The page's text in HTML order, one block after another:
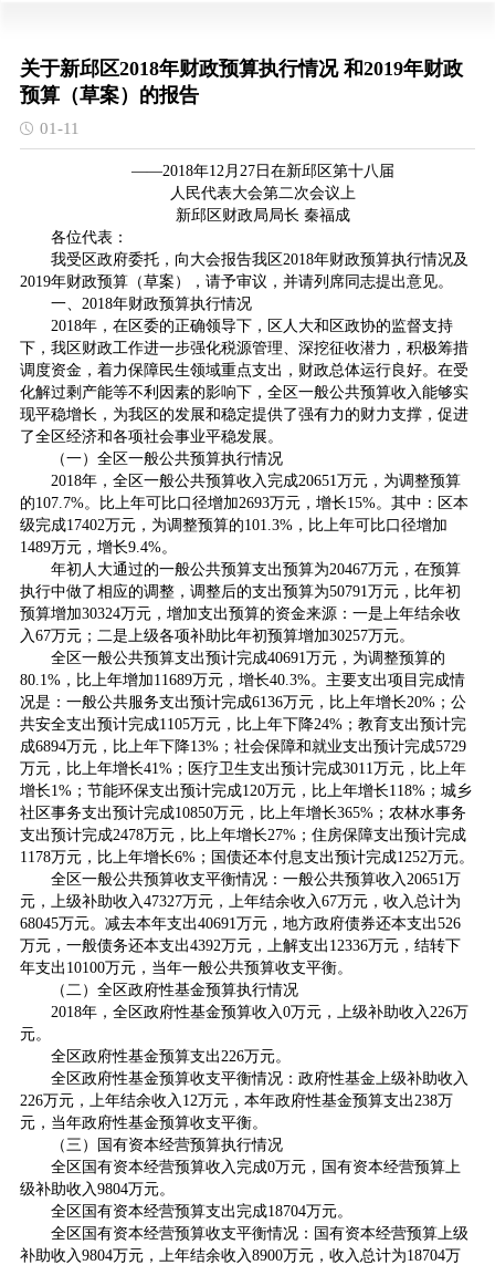
关于新邱区2018年财政预算执行情况 和2019年财政
预算（草案）的报告
01-11
——2018年12月27日在新邱区第十八届
人民代表大会第二次会议上
新邱区财政局局长 秦福成
各位代表：
我受区政府委托，向大会报告我区2018年财政预算执行情况及
2019年财政预算（草案），请予审议，并请列席同志提出意见。
一、2018年财政预算执行情况
2018年，在区委的正确领导下，区人大和区政协的监督支持
下，我区财政工作进一步强化税源管理、深挖征收潜力，积极筹措
调度资金，着力保障民生领域重点支出，财政总体运行良好。在受
化解过剩产能等不利因素的影响下，全区一般公共预算收入能够实
现平稳增长，为我区的发展和稳定提供了强有力的财力支撑，促进
了全区经济和各项社会事业平稳发展。
（一）全区一般公共预算执行情况
2018年，全区一般公共预算收入完成20651万元，为调整预算
的107.7%。比上年可比口径增加2693万元，增长15%。其中：区本
级完成17402万元，为调整预算的101.3%，比上年可比口径增加
1489万元，增长9.4%。
年初人大通过的一般公共预算支出预算为20467万元，在预算
执行中做了相应的调整，调整后的支出预算为50791万元，比年初
预算增加30324万元，增加支出预算的资金来源：一是上年结余收
入67万元；二是上级各项补助比年初预算增加30257万元。
全区一般公共预算支出预计完成40691万元，为调整预算的
80.1%，比上年增加11689万元，增长40.3%。主要支出项目完成情
况是：一般公共服务支出预计完成6136万元，比上年增长20%；公
共安全支出预计完成1105万元，比上年下降24%；教育支出预计完
成6894万元，比上年下降13%；社会保障和就业支出预计完成5729
万元，比上年增长41%；医疗卫生支出预计完成3011万元，比上年
增长1%；节能环保支出预计完成120万元，比上年增长118%；城乡
社区事务支出预计完成10850万元，比上年增长365%；农林水事务
支出预计完成2478万元，比上年增长27%；住房保障支出预计完成
1178万元，比上年增长6%；国债还本付息支出预计完成1252万元。
全区一般公共预算收支平衡情况：一般公共预算收入20651万
元，上级补助收入47327万元，上年结余收入67万元，收入总计为
68045万元。减去本年支出40691万元，地方政府债券还本支出526
万元，一般债务还本支出4392万元，上解支出12336万元，结转下
年支出10100万元，当年一般公共预算收支平衡。
（二）全区政府性基金预算执行情况
2018年，全区政府性基金预算收入0万元，上级补助收入226万
元。
全区政府性基金预算支出226万元。
全区政府性基金预算收支平衡情况：政府性基金上级补助收入
226万元，上年结余收入12万元，本年政府性基金预算支出238万
元，当年政府性基金预算收支平衡。
（三）国有资本经营预算执行情况
全区国有资本经营预算收入完成0万元，国有资本经营预算上
级补助收入9804万元。
全区国有资本经营预算支出完成18704万元。
全区国有资本经营预算收支平衡情况：国有资本经营预算上级
补助收入9804万元，上年结余收入8900万元，收入总计为18704万